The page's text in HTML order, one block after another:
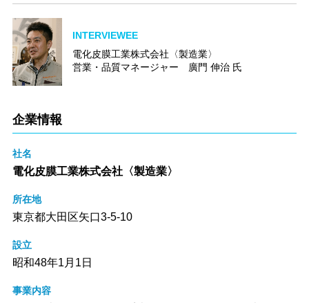
INTERVIEWEE
電化皮膜工業株式会社〈製造業〉
営業・品質マネージャー 廣門 伸治 氏
企業情報
社名
電化皮膜工業株式会社〈製造業〉
所在地
東京都大田区矢口3-5-10
設立
昭和48年1月1日
事業内容